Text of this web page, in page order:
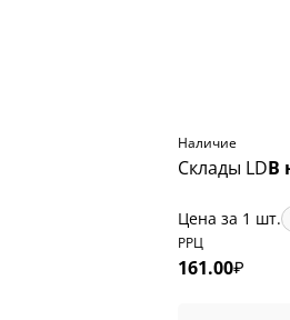
Наличие
Склады LDВ
Цена за 1 шт.
РРЦ
161.00₽